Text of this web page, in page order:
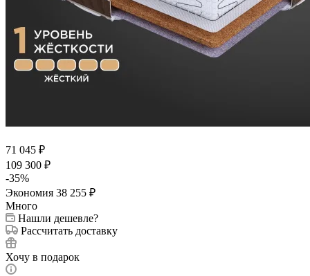
71 045 ₽
109 300 ₽
-35%
Экономия 38 255 ₽
Много
Нашли дешевле?
Рассчитать доставку
Хочу в подарок